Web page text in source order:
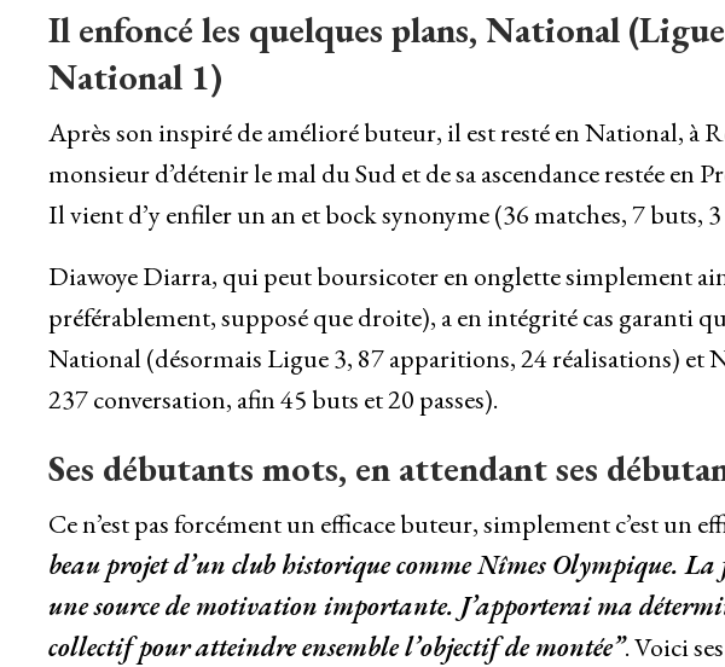
Il enfoncé les quelques plans, National
National 1)
Après son inspiré de amélioré buteur, il est resté en National, à
monsieur d’détenir le mal du Sud et de sa ascendance restée en
Il vient d’y enfiler un an et bock synonyme (36 matches, 7 buts, 3
Diawoye Diarra, qui peut boursicoter en onglette simplement
préférablement, supposé que droite), a en intégrité cas garanti
National (désormais Ligue 3, 87 apparitions, 24 réalisations) et
237 conversation, afin 45 buts et 20 passes).
Ses débutants mots, en attendant ses
Ce n’est pas forcément un efficace buteur, simplement c’est un
beau projet d’un club historique comme Nîmes Olympique. La
une source de motivation importante. J’apporterai ma
collectif pour atteindre ensemble l’objectif de montée”. Voici